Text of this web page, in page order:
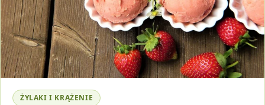
ŻYLAKI I KRĄŻENIE